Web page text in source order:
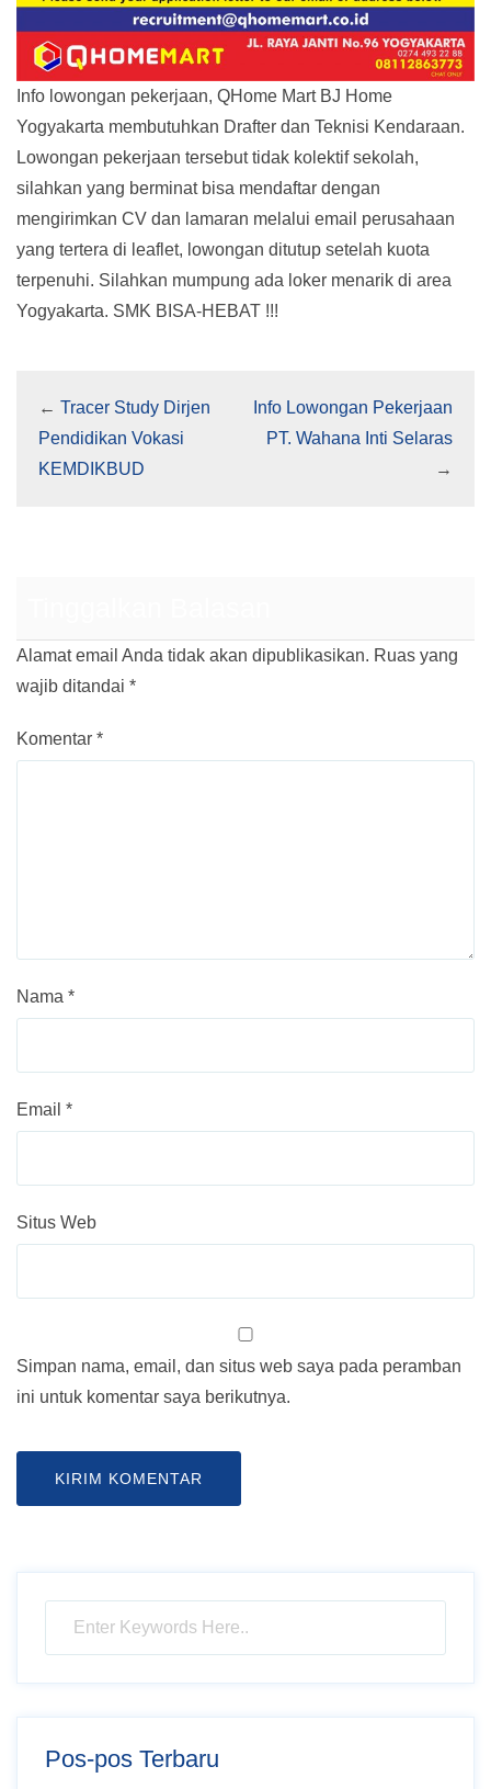
Info lowongan pekerjaan, QHome Mart BJ Home
Yogyakarta membutuhkan Drafter dan Teknisi Kendaraan.
Lowongan pekerjaan tersebut tidak kolektif sekolah,
silahkan yang berminat bisa mendaftar dengan
mengirimkan CV dan lamaran melalui email perusahaan
yang tertera di leaflet, lowongan ditutup setelah kuota
terpenuhi. Silahkan mumpung ada loker menarik di area
Yogyakarta. SMK BISA-HEBAT !!!
← Tracer Study Dirjen
Pendidikan Vokasi
KEMDIKBUD
Info Lowongan Pekerjaan
PT. Wahana Inti Selaras
→
Alamat email Anda tidak akan dipublikasikan. Ruas yang
wajib ditandai *
Komentar *
Nama *
Email *
Situs Web
Simpan nama, email, dan situs web saya pada peramban
ini untuk komentar saya berikutnya.
Pos-pos Terbaru